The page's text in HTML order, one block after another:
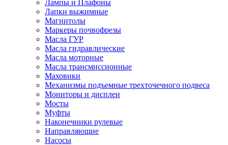
Лампы и Плафоны
Лапки выжимные
Магнитолы
Маркеры почвофрезы
Масла ГУР
Масла гидравлические
Масла моторные
Масла трансмиссионные
Маховики
Механизмы подъемные трехточечного подвеса
Мониторы и дисплеи
Мосты
Муфты
Наконечники рулевые
Направляющие
Насосы